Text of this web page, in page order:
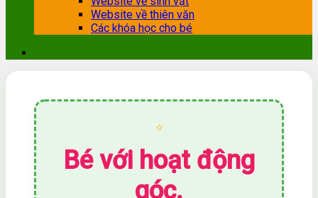
Website về thiên văn
Các khóa học cho bé
⭐
Bé với hoạt động
góc.